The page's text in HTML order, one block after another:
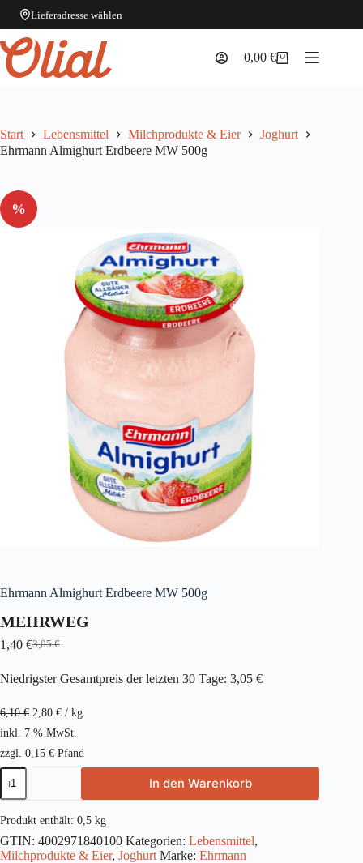
Lieferadresse wählen
Zum
Inhalt
springen
Warenkorb
0,00€
Start Lebensmittel Milchprodukte & Eier
Joghurt
Ehrmann Almighurt Erdbeere MW 500g
Ehrmann Almighurt Erdbeere MW 500g
MEHRWEG
3,05€
Ursprünglicher
war:
1,40 €Aktueller
ist:
Niedrigster Gesamtpreis der letzten 30 Tage: 3,05 €
6,10€ 2,80 € / kg
inkl. 7 % MwSt.
zzgl. 0,15 € Pfand
Ehrmann
Almighurt
Erdbeere
MW
500g
Menge
In den Warenkorb
Produkt enthält: 0,5 kg
GTIN: 4002971840100 Kategorien: Lebensmittel,
Milchprodukte & Eier, Joghurt Marke: Ehrmann